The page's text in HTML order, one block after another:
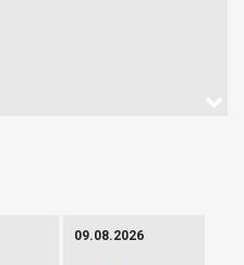
09.08.2026